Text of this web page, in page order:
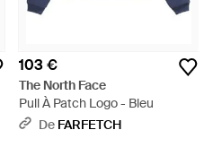
103 €
The North Face
Pull À Patch Logo - Bleu
De FARFETCH